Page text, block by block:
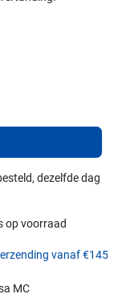
dezelfde dag
op voorraad
vanaf €145
MC